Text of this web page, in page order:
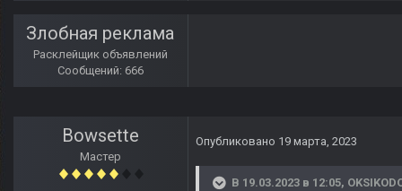
Злобная реклама
Расклейщик объявлений
Сообщений: 666
Bowsette
Мастер
Опубликовано 19 марта, 2023
В 19.03.2023 в 12:05,